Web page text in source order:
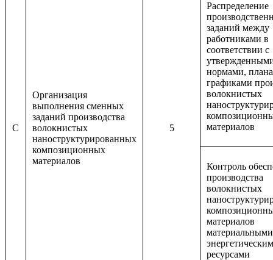
C
Организация
выполнения сменных
заданий производства
волокнистых
наноструктурированных
композиционных
материалов
5
Распределение
заданий между
работниками в
соответствии с
нормами,
графиками
волокнистых
материалов
Контроль
производства
волокнистых
материалов
ресурсами